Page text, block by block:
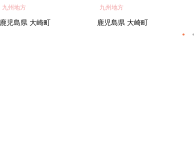
気 おすすめ 鹿児島県 大崎
町 大隅半島 A703
九州地方
鹿児島県 大崎町
り ギフト 人気 おすす
め 鹿児島県 大崎町 大隅半
九州地方
鹿児島県 大崎町